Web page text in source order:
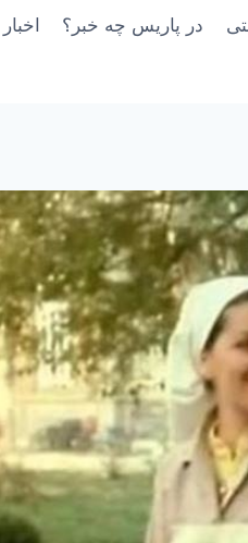
اخبار در پاریس چه خبر؟